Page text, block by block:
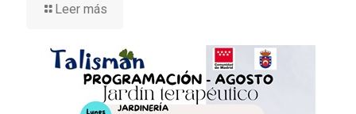
Leer más